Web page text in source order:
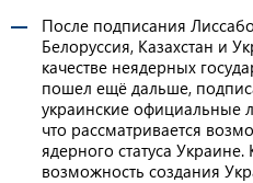
После подписания
Белоруссия, Казахстан и
качестве неядерных
пошел ещё дальше,
украинские официальные
что рассматривается
ядерного статуса
возможность создания